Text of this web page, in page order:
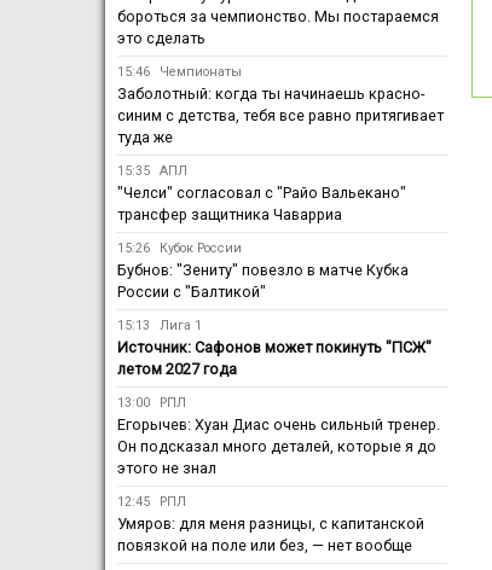
бороться за чемпионство. Мы постараемся
это сделать
15:46 Чемпионаты
Заболотный: когда ты начинаешь красно-
синим с детства, тебя все равно притягивает
туда же
15:35 АПЛ
"Челси" согласовал с "Райо Вальекано"
трансфер защитника Чаварриа
15:26 Кубок России
Бубнов: "Зениту" повезло в матче Кубка
России с "Балтикой"
15:13 Лига 1
Источник: Сафонов может покинуть "ПСЖ"
летом 2027 года
13:00 РПЛ
Егорычев: Хуан Диас очень сильный тренер.
Он подсказал много деталей, которые я до
этого не знал
12:45 РПЛ
Умяров: для меня разницы, с капитанской
повязкой на поле или без, — нет вообще